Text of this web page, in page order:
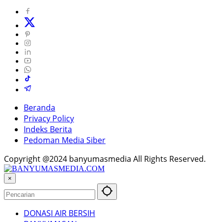
Beranda
Privacy Policy
Indeks Berita
Pedoman Media Siber
Copyright @2024 banyumasmedia All Rights Reserved.
×
DONASI AIR BERSIH